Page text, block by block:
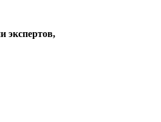
экспертов,